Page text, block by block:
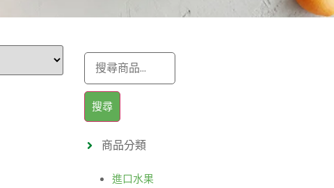
搜尋
商品分類
進口水果